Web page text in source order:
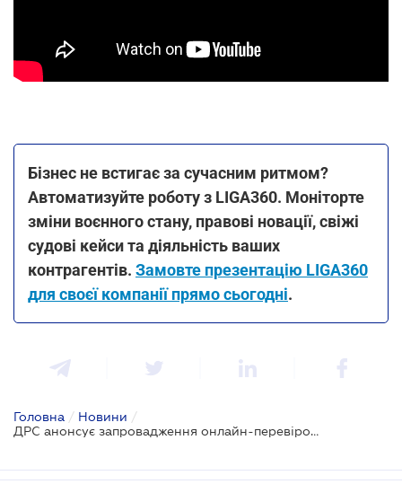
Бізнес не встигає за сучасним ритмом?
Автоматизуйте роботу з LIGA360. Моніторте
зміни воєнного стану, правові новації, свіжі
судові кейси та діяльність ваших
контрагентів. Замовте презентацію LIGA360
для своєї компанії прямо сьогодні.
Головна / Новини /
ДРС анонсує запровадження онлайн-перевірок для бізнесу та посилення відповідальності для посадовців